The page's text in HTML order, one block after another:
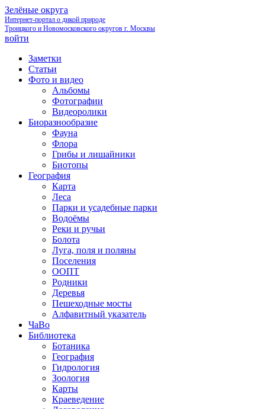
Зелёные округа
Интернет-портал о дикой природе
Троицкого и Новомосковского округов г. Москвы
войти
Заметки
Статьи
Фото и видео
Альбомы
Фотографии
Видеоролики
Биоразнообразие
Фауна
Флора
Грибы и лишайники
Биотопы
География
Карта
Леса
Парки и усадебные парки
Водоёмы
Реки и ручьи
Болота
Луга, поля и поляны
Поселения
ООПТ
Родники
Деревья
Пешеходные мосты
Алфавитный указатель
ЧаВо
Библиотека
Ботаника
География
Гидрология
Зоология
Карты
Краеведение